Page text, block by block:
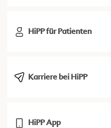
HiPP für Patienten
Karriere bei HiPP
HiPP App